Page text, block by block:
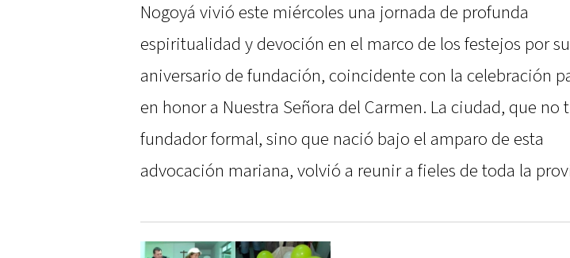
Nogoyá vivió este miércoles una jornada de profunda
espiritualidad y devoción en el marco de los festejos por su
aniversario de fundación, coincidente con la celebración
en honor a Nuestra Señora del Carmen. La ciudad, que no
fundador formal, sino que nació bajo el amparo de esta
advocación mariana, volvió a reunir a fieles de toda la